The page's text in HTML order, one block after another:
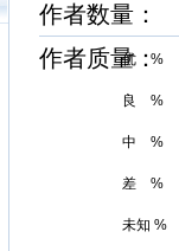
作者数量
作者质量
优 %
良 %
中 %
差 %
未知 %